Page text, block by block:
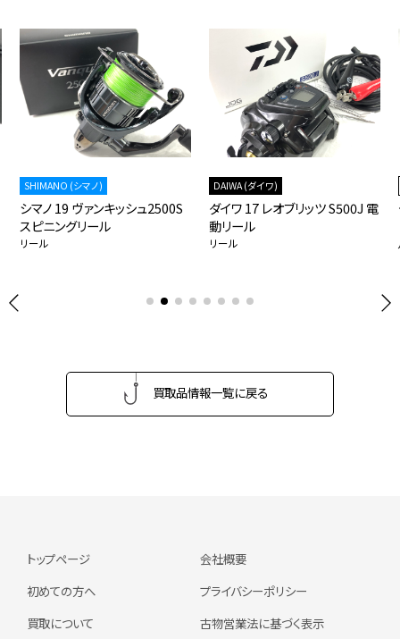
SHIMANO (シマノ)
シマノ 19 ヴァンキッシュ2500S
スピニングリール
リール
DAIWA (ダイワ)
ダイワ 17 レオブリッツ S500J 電
動リール
リール
買取品情報一覧に戻る
トップページ
初めての方へ
買取について
会社概要
プライバシーポリシー
古物営業法に基づく表示